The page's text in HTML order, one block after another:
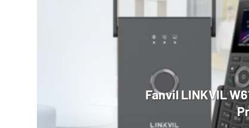
Fanvil LINKVIL